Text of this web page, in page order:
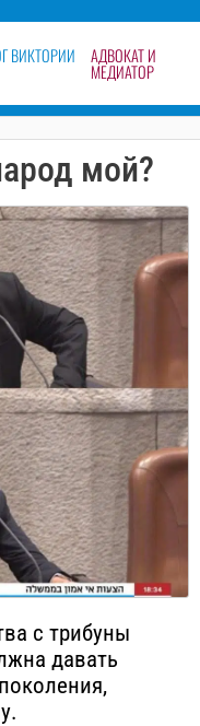
ВИКТОРИИ АДВОКАТ И
МЕДИАТОР
мой?
с трибуны
давать